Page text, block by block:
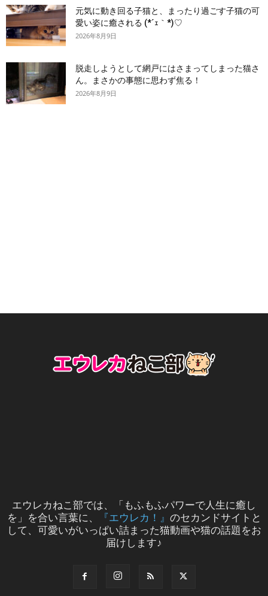
元気に動き回る子猫と、まったり過ごす子猫の可
愛い姿に癒される (*´ｪ｀*)♡
2026年8月9日
脱走しようとして網戸にはさまってしまった猫さ
ん。まさかの事態に思わず焦る！
2026年8月9日
エウレカねこ部では、「もふもふパワーで人生に癒し
を」を合い言葉に、
『エウレカ！』 のセカンドサイトと
して、可愛いがいっぱい詰まった猫動画や猫の話題をお
届けします♪